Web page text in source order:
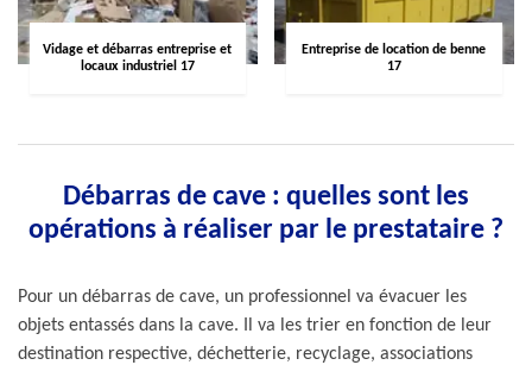
Vidage et débarras entreprise et
locaux industriel 17
Entreprise de location de benne
17
Débarras de cave : quelles sont les
opérations à réaliser par le prestataire ?
Pour un débarras de cave, un professionnel va évacuer les
objets entassés dans la cave. Il va les trier en fonction de leur
destination respective, déchetterie, recyclage, associations